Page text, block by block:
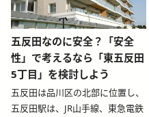
blog-relative-card
五反田なのに安全？「安全
性」で考えるなら「東五反田
5丁目」を検討しよう
五反田は品川区の北部に位置し、
五反田駅は、JR山手線、東急電鉄